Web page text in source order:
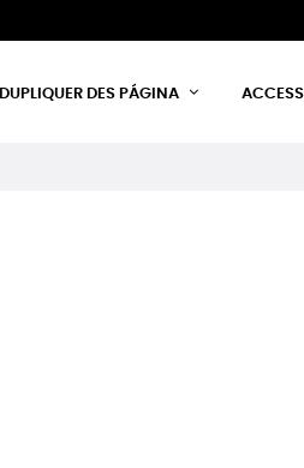
DUPLIQUER DES PÁGINA